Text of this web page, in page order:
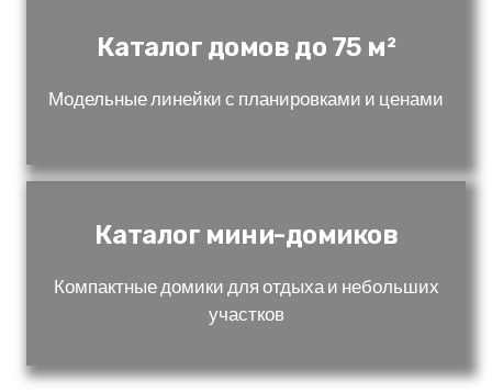
Каталог домов до 75 м²
Модельные линейки с планировками и ценами
Каталог мини-домиков
Компактные домики для отдыха и небольших
участков